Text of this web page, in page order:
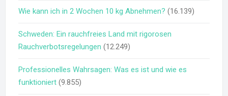
Wie kann ich in 2 Wochen 10 kg Abnehmen? (16.139)
Schweden: Ein rauchfreies Land mit rigorosen
Rauchverbotsregelungen (12.249)
Professionelles Wahrsagen: Was es ist und wie es
funktioniert (9.855)